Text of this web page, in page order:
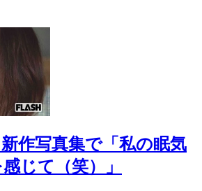
作写真集で「私の眠気
じて（笑）」